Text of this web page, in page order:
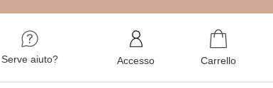
Serve aiuto? Accesso Carrello